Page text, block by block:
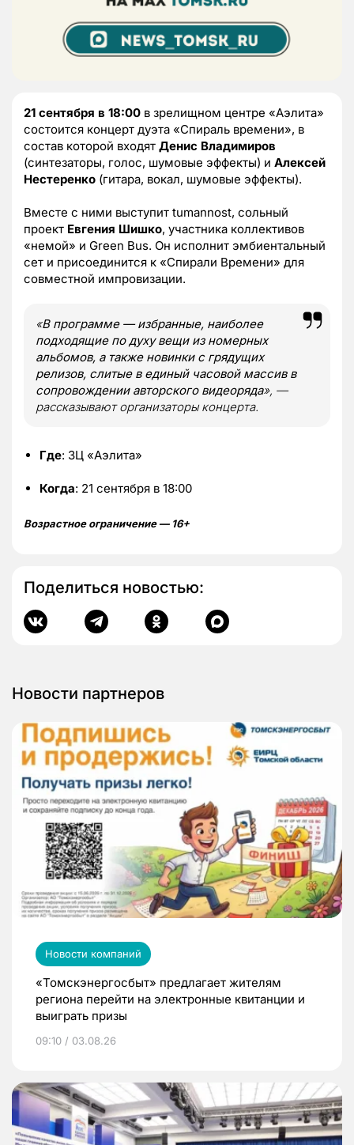
21 сентября в 18:00 в зрелищном центре «Аэлита»
состоится концерт дуэта «Спираль времени», в
состав которой входят Денис Владимиров
(синтезаторы, голос, шумовые эффекты) и Алексей
Нестеренко (гитара, вокал, шумовые эффекты).
Вместе с ними выступит tumannost, сольный
проект Евгения Шишко, участника коллективов
«немой» и Green Bus. Он исполнит эмбиентальный
сет и присоединится к «Спирали Времени» для
совместной импровизации.
«В программе — избранные, наиболее
подходящие по духу вещи из номерных
альбомов, а также новинки с грядущих
релизов, слитые в единый часовой массив в
сопровождении авторского видеоряда», —
рассказывают организаторы концерта.
Где: ЗЦ «Аэлита»
Когда: 21 сентября в 18:00
Возрастное ограничение — 16+
Поделиться новостью:
Новости партнеров
Новости компаний
«Томскэнергосбыт» предлагает жителям
региона перейти на электронные квитанции и
выиграть призы
09:10 / 03.08.26